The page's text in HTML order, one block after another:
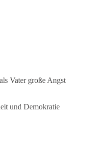
Vater große Angst
und Demokratie